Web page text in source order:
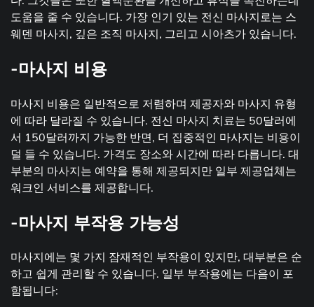
도움을 줄 수 있습니다. 가장 인기 있는 전신 마사지로는 스
웨덴 마사지, 깊은 조직 마사지, 그리고 시아츠가 있습니다.
-마사지 비용
마사지 비용은 일반적으로 저렴하며 제공자와 마사지 유형
에 따라 달라질 수 있습니다. 전신 마사지 치료는 50달러에
서 150달러까지 가능한 반면, 더 집중적인 마사지는 비용이
덜 들 수 있습니다. 가격도 장소와 시간에 따라 다릅니다. 대
부분의 마사지는 예약을 통해 제공되지만 일부 제공업체는
워크인 서비스를 제공합니다.
-마사지 부작용 가능성
마사지에는 몇 가지 잠재적인 부작용이 있지만, 대부분은 순
하고 쉽게 관리할 수 있습니다. 일부 부작용에는 다음이 포
함됩니다: